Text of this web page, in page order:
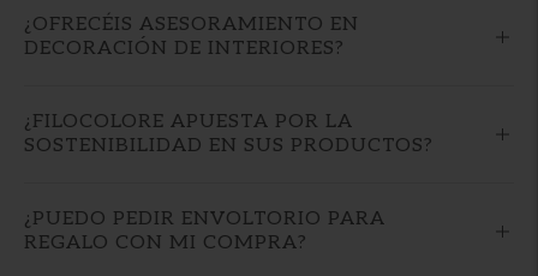
¿OFRECÉIS ASESORAMIENTO EN
DECORACIÓN DE INTERIORES?
¿FILOCOLORE APUESTA POR LA
SOSTENIBILIDAD EN SUS PRODUCTOS?
¿PUEDO PEDIR ENVOLTORIO PARA
REGALO CON MI COMPRA?